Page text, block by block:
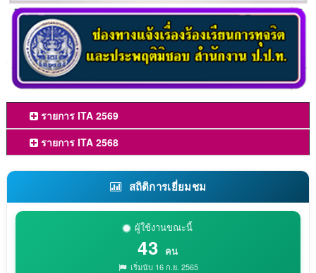
รายการ ITA 2569
รายการ ITA 2568
สถิติการเยี่ยมชม
ผู้ใช้งานขณะนี้
43 คน
เริ่มนับ 16 ก.ย. 2565